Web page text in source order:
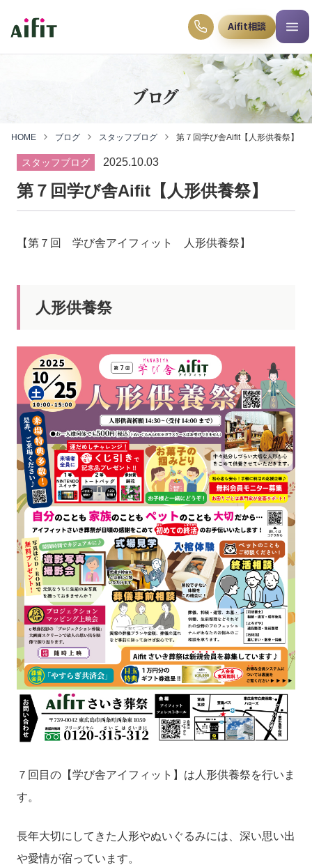
Aifit相談
ブログ
HOME ブログ スタッフブログ 第７回学び舎Aifit【人形供養祭】
スタッフブログ 2025.10.03
第７回学び舎Aifit【人形供養祭】
【第７回 学び舎アイフィット 人形供養祭】
人形供養祭
７回目の【学び舎アイフィット】は人形供養祭を行いま
す。
長年大切にしてきた人形やぬいぐるみには、深い思い出
や愛情が宿っています。